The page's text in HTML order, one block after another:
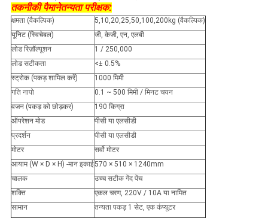
तकनीकी पैमानेतन्यता परीक्षक:
क्षमता (वैकल्पिक)
5,10,20,25,50,100,200kg (वैकल्पिक)
यूनिट (स्विचेबल)
जी, केजी, एन, एलबी
लोड रिज़ॉल्यूशन
1 / 250,000
लोड सटीकता
<± 0.5%
स्ट्रोक (पकड़ शामिल करें)
1000 मिमी
गति नापो
0.1 ~ 500 मिमी / मिनट चयन
वजन (पकड़ को छोड़कर)
190 किग्रा
ऑपरेशन मोड
पीसी या एलसीडी
प्रदर्शन
पीसी या एलसीडी
मोटर
सर्वो मोटर
आयाम (W × D × H) -मान इकाई570 × 510 × 1240mm
चालक
उच्च सटीक गेंद पेंच
शक्ति
एकल चरण, 220V / 10A या नामित
सामान
तन्यता पकड़ 1 सेट, एक कंप्यूटर